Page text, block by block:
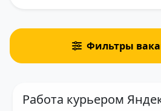
Фильтры
Работа курьером